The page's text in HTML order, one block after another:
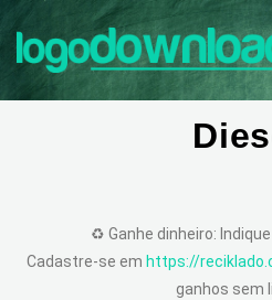
♻️ Ganhe dinheiro:
Cadastre-se em https://
ganhos sem